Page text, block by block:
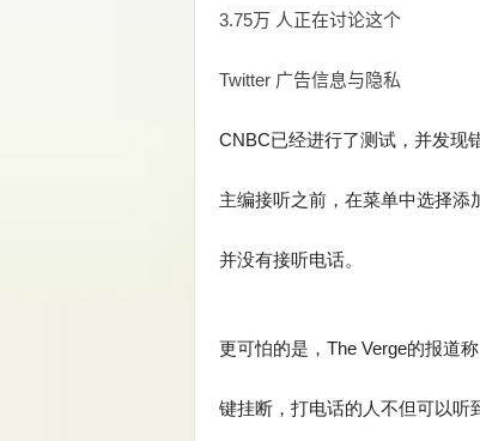
3.75万 人正在讨论这个
Twitter 广告信息与隐私
CNBC已经进行了测试，并发现
主编接听之前，在菜单中选择添
并没有接听电话。
更可怕的是，The Verge的报道
键挂断，打电话的人不但可以听